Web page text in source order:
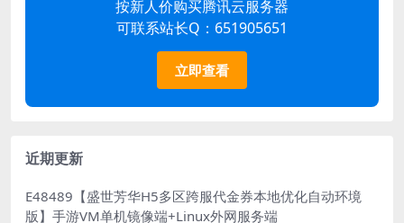
按新人价购买腾讯云服务器
可联系站长Q：651905651
立即查看
近期更新
E48489【盛世芳华H5多区跨服代金券本地优化自动环境
版】手游VM单机镜像端+Linux外网服务端